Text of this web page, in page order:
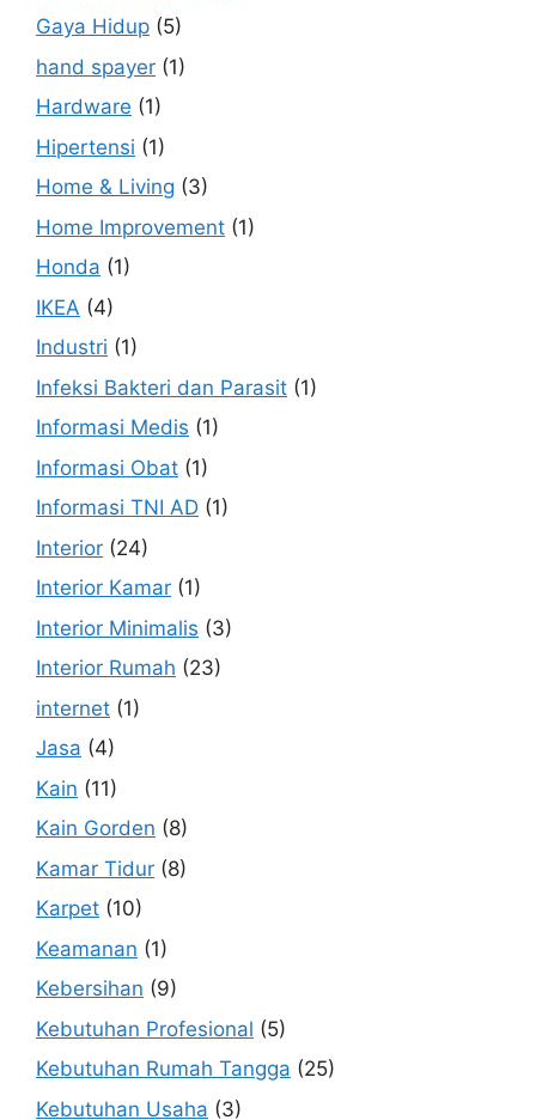
Gaya Hidup (5)
hand spayer (1)
Hardware (1)
Hipertensi (1)
Home & Living (3)
Home Improvement (1)
Honda (1)
IKEA (4)
Industri (1)
Infeksi Bakteri dan Parasit (1)
Informasi Medis (1)
Informasi Obat (1)
Informasi TNI AD (1)
Interior (24)
Interior Kamar (1)
Interior Minimalis (3)
Interior Rumah (23)
internet (1)
Jasa (4)
Kain (11)
Kain Gorden (8)
Kamar Tidur (8)
Karpet (10)
Keamanan (1)
Kebersihan (9)
Kebutuhan Profesional (5)
Kebutuhan Rumah Tangga (25)
Kebutuhan Usaha (3)